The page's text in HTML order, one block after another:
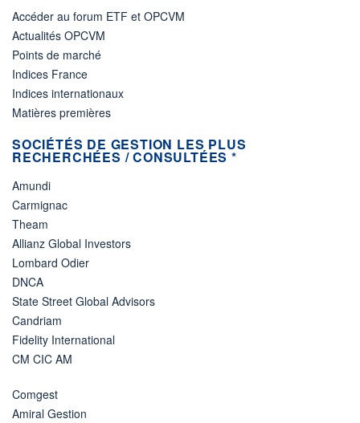
Accéder au forum ETF et OPCVM
Actualités OPCVM
Points de marché
Indices France
Indices internationaux
Matières premières
SOCIÉTÉS DE GESTION LES PLUS
RECHERCHÉES / CONSULTÉES *
Amundi
Carmignac
Theam
Allianz Global Investors
Lombard Odier
DNCA
State Street Global Advisors
Candriam
Fidelity International
CM CIC AM
Comgest
Amiral Gestion